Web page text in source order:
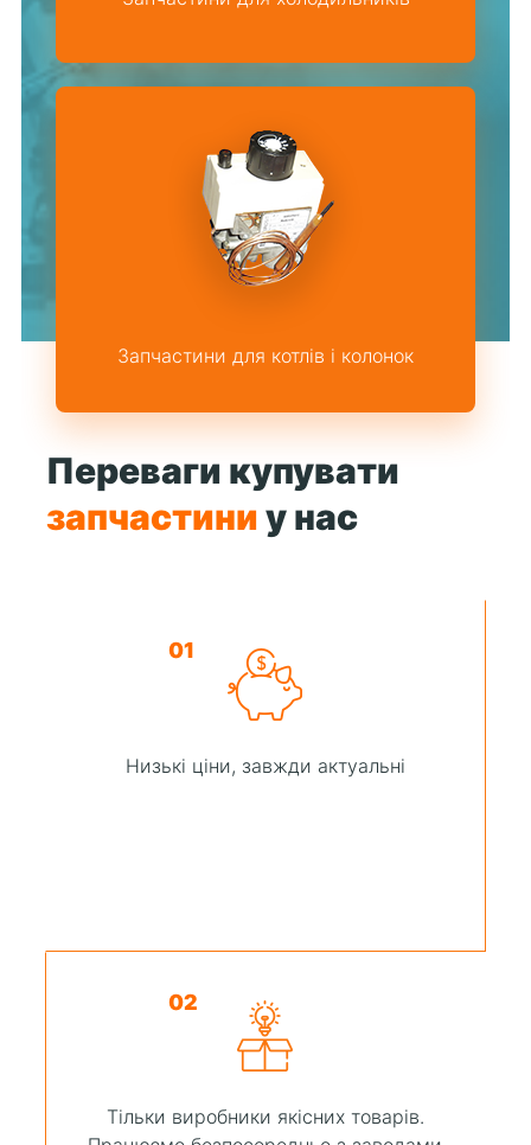
Запчастини для котлів і колонок
Переваги купувати
запчастиниу нас
01
Низькі ціни, завжди актуальні
02
Тільки виробники якісних товарів.